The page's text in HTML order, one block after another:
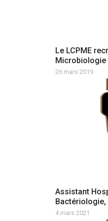
Le LCPME
Microbiologie
26 mars 2019
Assistant
Bactériologie,
4 mars 2021